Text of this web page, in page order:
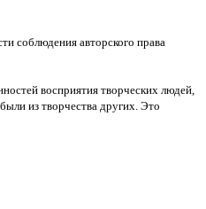
соблюдения авторского права
восприятия творческих людей,
из творчества других. Это